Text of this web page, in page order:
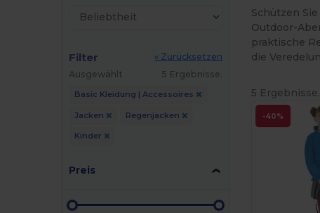
Filter
« Zurücksetzen
Ausgewählt
5 Ergebnisse.
Basic Kleidung | Accessoires
Jacken Regenjacken
Kinder
Preis
Schützen
Outdoor-
praktische
die
5 Ergebnisse.
-40%